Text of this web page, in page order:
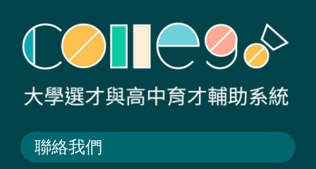
聯絡我們